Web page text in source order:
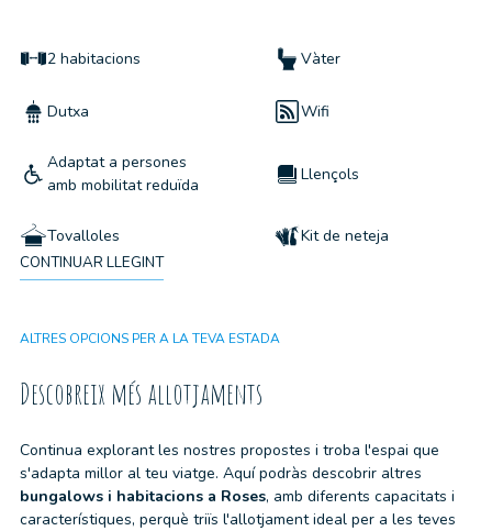
2 habitacions Vàter
Dutxa Wifi
Adaptat a persones
amb mobilitat reduïda
Llençols
Tovalloles Kit de neteja
Armari
CONTINUAR LLEGINT
ALTRES OPCIONS PER A LA TEVA ESTADA
Descobreix més allotjaments
Continua explorant les nostres propostes i troba l'espai que
s'adapta millor al teu viatge. Aquí podràs descobrir altres
bungalows i habitacions a Roses, amb diferents capacitats i
característiques, perquè triïs l'allotjament ideal per a les teves